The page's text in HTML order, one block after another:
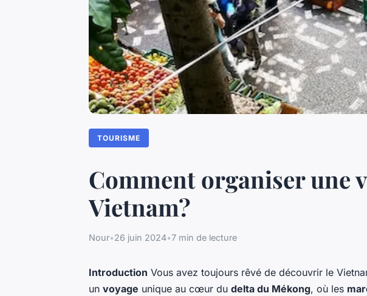
TOURISME
Comment organiser une
Vietnam?
Nour•26 juin 2024•7 min de lecture
Introduction Vous avez toujours rêvé de découvrir le
un voyage unique au cœur du delta du Mékong, où les